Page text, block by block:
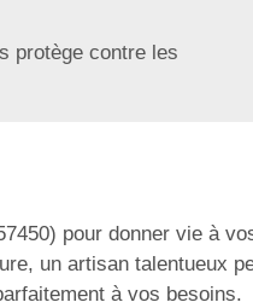
protège contre les
pour donner vie à
un artisan talentueux
à vos besoins.